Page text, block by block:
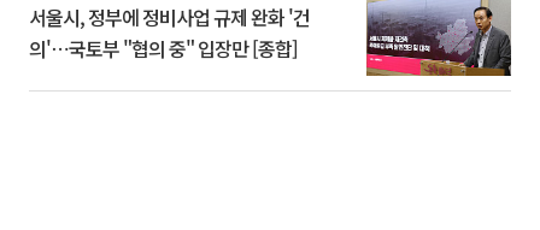
서울시, 정부에 정비사업 규제 완화 '건
의'⋯국토부 "협의 중" 입장만 [종합]